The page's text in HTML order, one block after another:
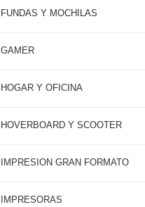
FUNDAS Y MOCHILAS
GAMER
HOGAR Y OFICINA
HOVERBOARD Y SCOOTER
IMPRESION GRAN FORMATO
IMPRESORAS